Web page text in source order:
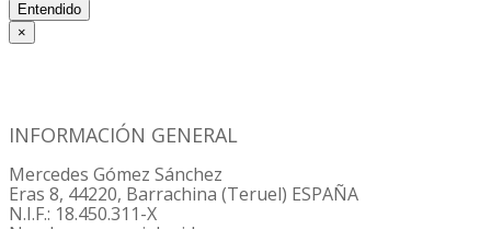
En función de la titularidad:
trate la información recabada.
En función de su finalidad:
Cookies técnicas y/o de personalización. Son
aquéllas que sirven para mejorar el servicio,
Entendido
×
INFORMACIÓN GENERAL
Mercedes Gómez Sánchez
Eras 8, 44220, Barrachina (Teruel) ESPAÑA
N.I.F.: 18.450.311-X